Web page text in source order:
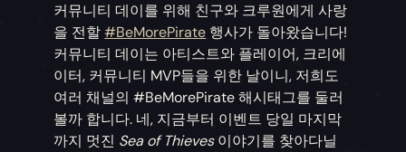
커뮤니티 데이를 위해 친구와 크루원에게 사랑
을 전할#BeMorePirate 행사가 돌아왔습니다!
커뮤니티 데이는 아티스트와 플레이어, 크리에
이터, 커뮤니티 MVP들을 위한 날이니, 저희도
여러 채널의 #BeMorePirate 해시태그를 둘러
볼까 합니다. 네, 지금부터 이벤트 당일 마지막
까지 멋진 Sea of Thieves이야기를 찾아다닐